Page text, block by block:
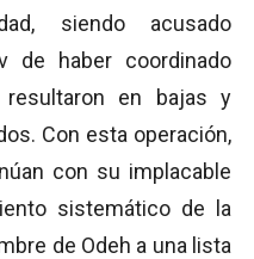
siendo acusado
de haber coordinado
en bajas y
Con esta operación,
con su implacable
sistemático de la
de Odeh a una lista